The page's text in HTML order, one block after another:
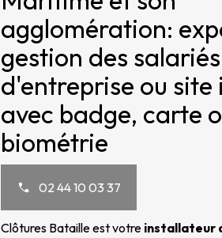
agglomération:
gestion des
d'entreprise ou site
avec badge, carte
biométrie
02 44 10 03 37
Clôtures Bataille est votre installateur